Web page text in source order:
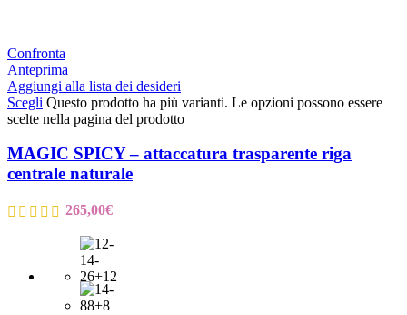
Confronta
Anteprima
Aggiungi alla lista dei desideri
Scegli Questo prodotto ha più varianti. Le opzioni possono essere
scelte nella pagina del prodotto
MAGIC SPICY – attaccatura trasparente riga
centrale naturale
265,00€